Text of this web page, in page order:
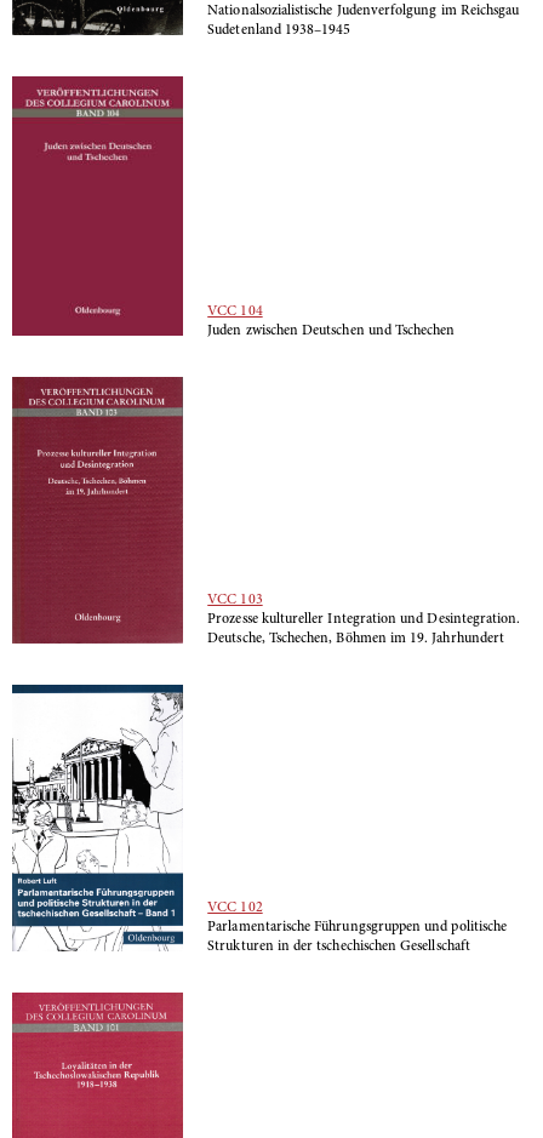
Nationalsozialistische Judenverfolgung im Reichsgau
Sudetenland 1938–1945
VCC 104
Juden zwischen Deutschen und Tschechen
VCC 103
Prozesse kultureller Integration und Desintegration.
Deutsche, Tsche­chen, Böhmen im 19. Jahrhundert
VCC 102
Parlamentarische Führungsgruppen und politische
Strukturen in der tschechischen Gesellschaft